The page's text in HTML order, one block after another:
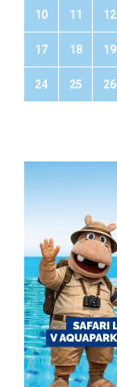
10 11 12
17 18 19
24 25 26